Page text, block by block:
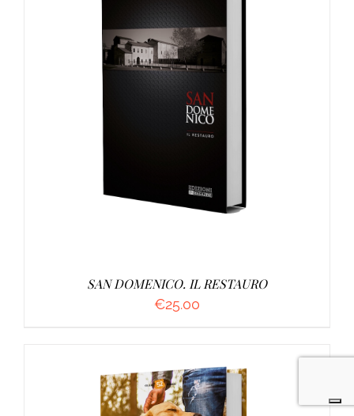
AGGIUNGI AL CARRELLO /
SAN DOMENICO. IL RESTAURO
€25.00